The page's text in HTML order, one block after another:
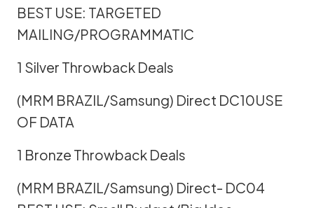
BEST USE: TARGETED
MAILING/PROGRAMMATIC
1 Silver Throwback Deals
(MRM BRAZIL/Samsung) Direct DC10USE
OF DATA
1 Bronze Throwback Deals
(MRM BRAZIL/Samsung) Direct- DC04